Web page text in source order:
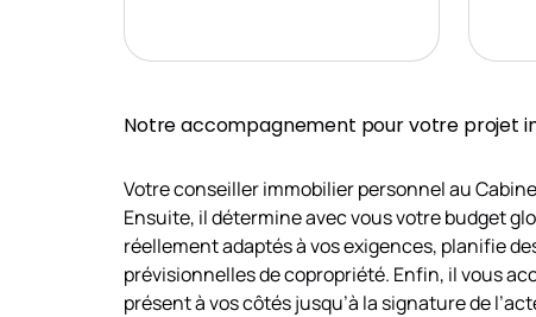
Notre accompagnement pour votre projet
Votre conseiller immobilier personnel au
Ensuite, il détermine avec vous votre budget
réellement adaptés à vos exigences, planifie
prévisionnelles de copropriété. Enfin, il vous
présent à vos côtés jusqu’à la signature de